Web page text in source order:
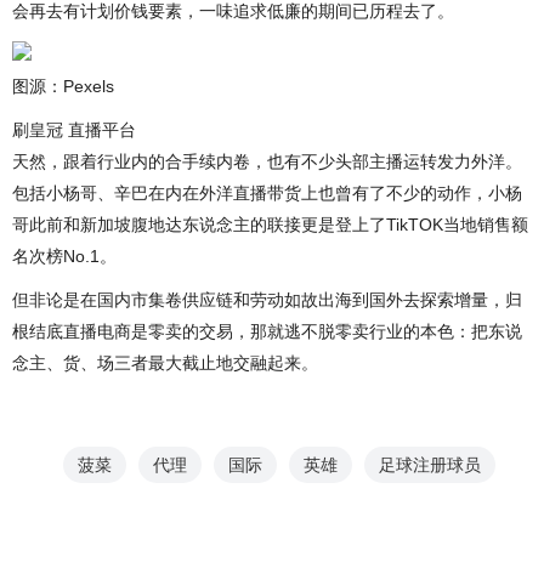
会再去有计划价钱要素，一味追求低廉的期间已历程去了。
图源：Pexels
刷皇冠 直播平台
天然，跟着行业内的合手续内卷，也有不少头部主播运转发力外洋。
包括小杨哥、辛巴在内在外洋直播带货上也曾有了不少的动作，小杨
哥此前和新加坡腹地达东说念主的联接更是登上了TikTOK当地销售额
名次榜No.1。
但非论是在国内市集卷供应链和劳动如故出海到国外去探索增量，归
根结底直播电商是零卖的交易，那就逃不脱零卖行业的本色：把东说
念主、货、场三者最大截止地交融起来。
菠菜 代理 国际 英雄 足球注册球员